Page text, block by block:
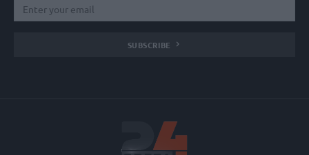
SUBSCRIBE